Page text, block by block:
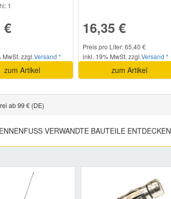
1
€
MwSt. zzgl.Versand *
zum Artikel
16,35 €
Preis pro Liter: 65,40 €
inkl. 19% MwSt. zzgl.Versand *
zum Artikel
ab 99 € (DE)
VERWANDTE BAUTEILE ENTDECKEN